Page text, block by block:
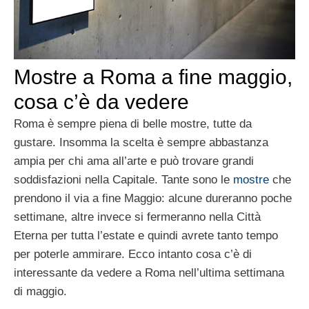
Mostre a Roma a fine maggio,
cosa c’è da vedere
Roma è sempre piena di belle mostre, tutte da
gustare. Insomma la scelta è sempre abbastanza
ampia per chi ama all’arte e può trovare grandi
soddisfazioni nella Capitale. Tante sono le mostre che
prendono il via a fine Maggio: alcune dureranno poche
settimane, altre invece si fermeranno nella Città
Eterna per tutta l’estate e quindi avrete tanto tempo
per poterle ammirare. Ecco intanto cosa c’è di
interessante da vedere a Roma nell’ultima settimana
di maggio.